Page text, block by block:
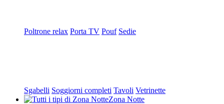
Poltrone relax Porta TV Pouf Sedie
Sgabelli Soggiorni completi Tavoli Vetrinette
Zona Notte